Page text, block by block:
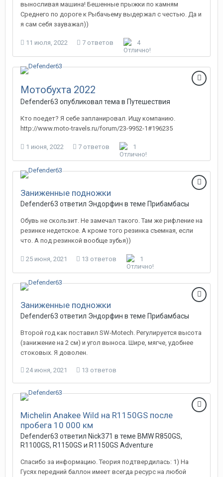
выносливая машина! Бешенные прыжки по камням
Среднего по дороге к Рыбачьему выдержал с честью. Да и
я сам себя зауважал))
11 июля, 2022 7 ответов 4
Мотобухта 2022
Defender63 опубликовал тема в Путешествия
Кто поедет? Я себе запланировал. Ищу компанию.
http://www.moto-travels.ru/forum/23-9952-1#196235
1 июня, 2022 7 ответов 1
Заниженные подножки
Defender63 ответил Эндорфин в теме Прибамбасы
Обувь не скользит. Не замечал такого. Там же рифление на
резинке недетское. А кроме того резинка съемная, если
что. А под резинкой вообще зубья))
25 июня, 2021 13 ответов 1
Заниженные подножки
Defender63 ответил Эндорфин в теме Прибамбасы
Второй год как поставил SW-Motech. Регулируется высота
(занижение на 2 см) и угол выноса. Шире, мягче, удобнее
стоковых. Я доволен.
24 июня, 2021 13 ответов
Michelin Anakee Wild на R1150GS после
пробега 10 000 км
Defender63 ответил Nick371 в теме BMW R850GS,
R1100GS, R1150GS и R1150GS Adventure
Спасибо за информацию. Теория подтвердилась: 1) На
Гусях передний баллон имеет всегда ресурс на любой